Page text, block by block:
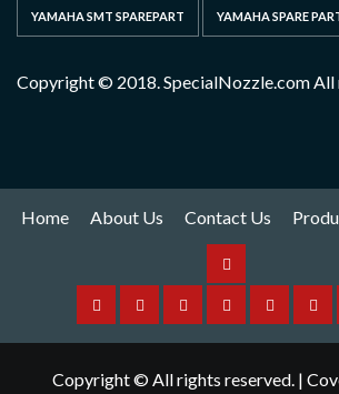
YAMAHA SMT SPAREPART YAMAHA SPARE
Copyright © 2018. SpecialNozzle.com All
Home About Us Contact Us
HomeAboutContact
Product
SpareYamaha
I
Copyright © All rights reserved. |